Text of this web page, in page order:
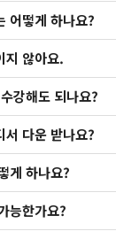
어떻게 하나요?
지 않아요.
강해도 되나요?
서 다운 받나요?
게 하나요?
능한가요?